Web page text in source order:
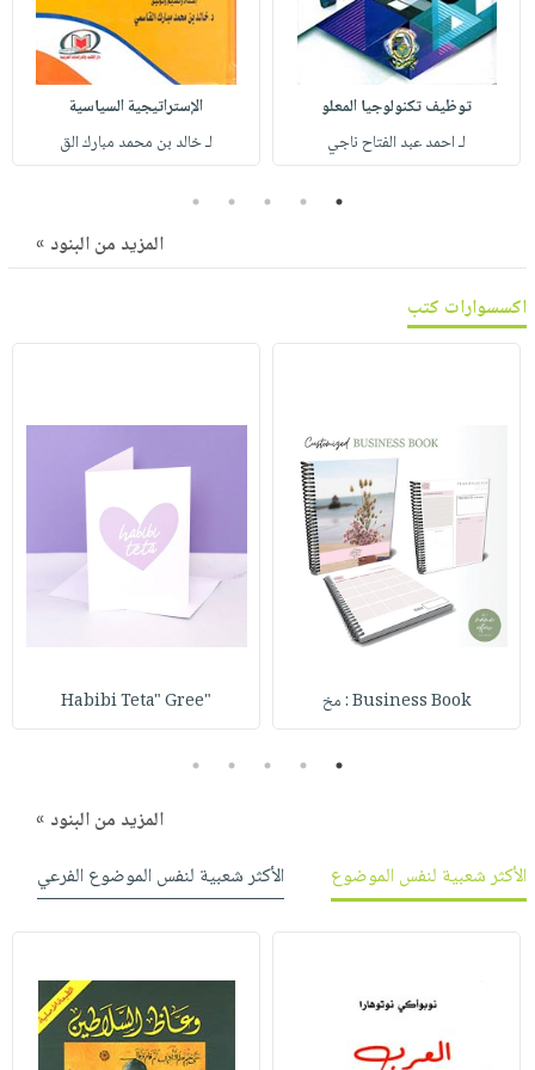
صابون
أطفال
مناسبات
فيديوهات
أسئلة
يتكرر
طرحها
خدمات
انشر
كتابك
تواصل
عربة
التسوق
الإصدارات
توظيف تكنولوجيا المعلو
لـ احمد عبد الفتاح ناجي
الإستراتيجية السياسية
لـ خالد بن محمد مبارك الق
1
2
3
4
5
المزيد من البنود »
اكسسوارات كتب
Business Book : مخ "Habibi Teta" Gree
1
2
3
4
5
المزيد من البنود »
الأكثر شعبية لنفس الموضوع
الأكثر شعبية لنفس الموضوع الفرعي